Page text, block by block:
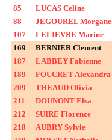
85
LUCAS Celine
88
JEGOUREL Morgane
107
LELIEVRE Marine
169
BERNIER Clement
187
LABBEY Fabienne
189
FOUCRET Alexandra
209
THEAUD Olivia
211
DOUNONT Elsa
212
SUIRE Florence
218
AUBRY Sylvie